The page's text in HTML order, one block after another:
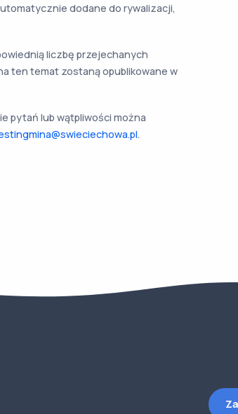
dodane do rywalizacji,
liczbę przejechanych
ten temat zostaną opublikowane w
pytań lub wątpliwości można
.